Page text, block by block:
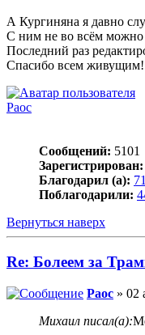
А Кургиняна я давно
С ним не во всём можно
Последний раз
Спасибо всем живущим!
Раос
Сообщений: 5101
Зарегистрирован:
Благодарил (а):
Поблагодарили:
Вернуться наверх
Re: Болеем за
Раос » 02
Михаил писал(а):